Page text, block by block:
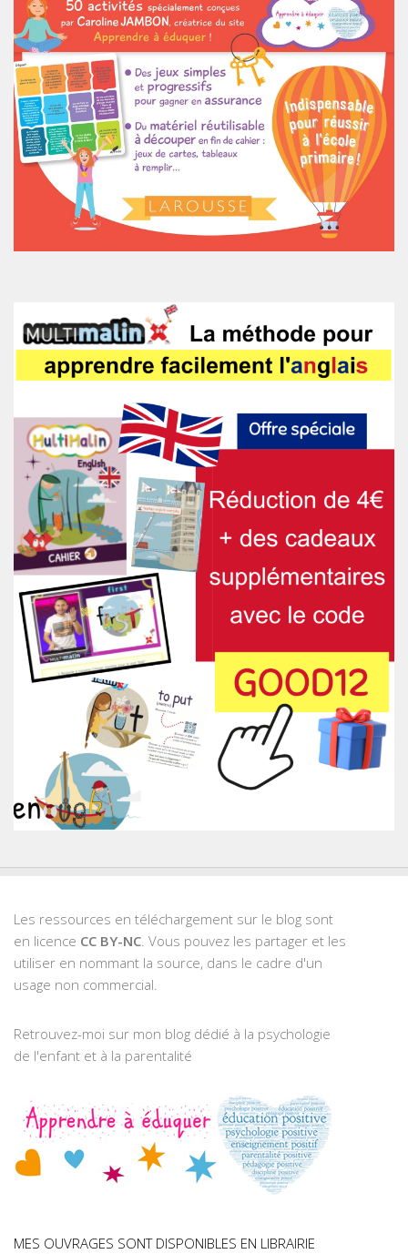
Les ressources en téléchargement sur le blog sont
en licence CC BY-NC. Vous pouvez les partager et les
utiliser en nommant la source, dans le cadre d'un
usage non commercial.
Retrouvez-moi sur mon blog dédié à la psychologie
de l'enfant et à la parentalité
MES OUVRAGES SONT DISPONIBLES EN LIBRAIRIE